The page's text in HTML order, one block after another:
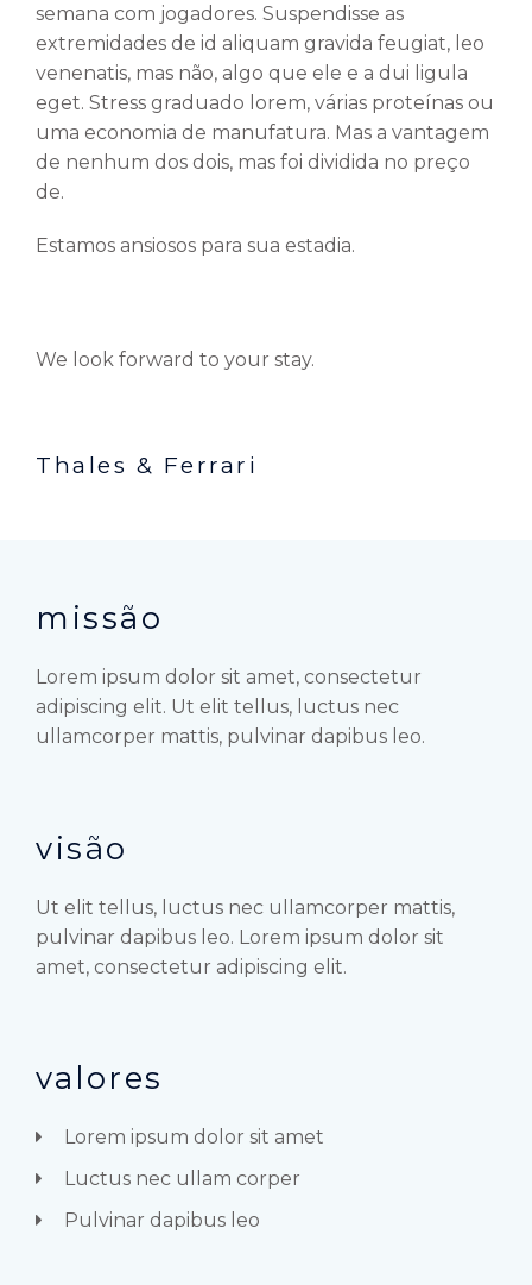
semana com jogadores. Suspendisse as
extremidades de id aliquam gravida feugiat, leo
venenatis, mas não, algo que ele e a dui ligula
eget. Stress graduado lorem, várias proteínas ou
uma economia de manufatura. Mas a vantagem
de nenhum dos dois, mas foi dividida no preço
de.
Estamos ansiosos para sua estadia.
We look forward to your stay.
Thales & Ferrari
missão
Lorem ipsum dolor sit amet, consectetur
adipiscing elit. Ut elit tellus, luctus nec
ullamcorper mattis, pulvinar dapibus leo.
visão
Ut elit tellus, luctus nec ullamcorper mattis,
pulvinar dapibus leo. Lorem ipsum dolor sit
amet, consectetur adipiscing elit.
valores
Lorem ipsum dolor sit amet
Luctus nec ullam corper
Pulvinar dapibus leo